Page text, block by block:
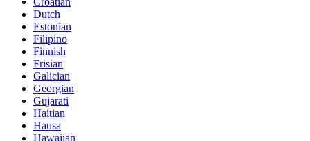
Dutch
Estonian
Filipino
Finnish
Frisian
Galician
Georgian
Gujarati
Haitian
Hausa
Hawaiian